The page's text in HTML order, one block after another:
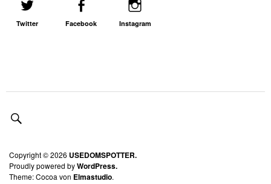
Twitter Facebook Instagram
Copyright © 2026 USEDOMSPOTTER.
Proudly powered byWordPress.
Theme: Cocoa von Elmastudio.